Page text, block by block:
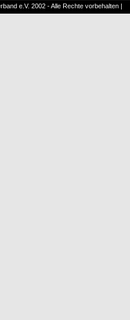
e.V. 2002 - Alle Rechte vorbehalten |